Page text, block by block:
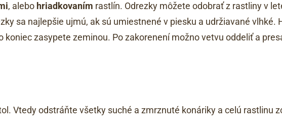
, alebo hriadkovaním rastlín. Odrezky môžete odobrať z rastliny v
sa najlepšie ujmú, ak sú umiestnené v piesku a udržiavané vlhké.
koniec zasypete zeminou. Po zakorenení možno vetvu oddeliť a
Vtedy odstráňte všetky suché a zmrznuté konáriky a celú rastlinu